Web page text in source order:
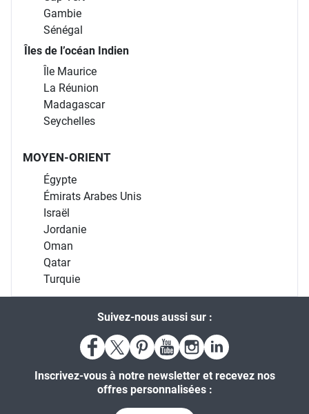
Gambie
Sénégal
Îles de l’océan Indien
Île Maurice
La Réunion
Madagascar
Seychelles
MOYEN-ORIENT
Égypte
Émirats Arabes Unis
Israël
Jordanie
Oman
Qatar
Turquie
Suivez-nous aussi sur :
Inscrivez-vous à notre newsletter et recevez nos
offres personnalisées :